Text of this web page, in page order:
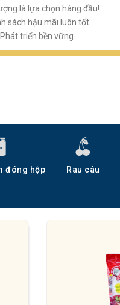
là lựa chọn hàng đầu!
sách hậu mãi luôn tốt.
Phát triển bền vững.
đóng hộp Rau câu